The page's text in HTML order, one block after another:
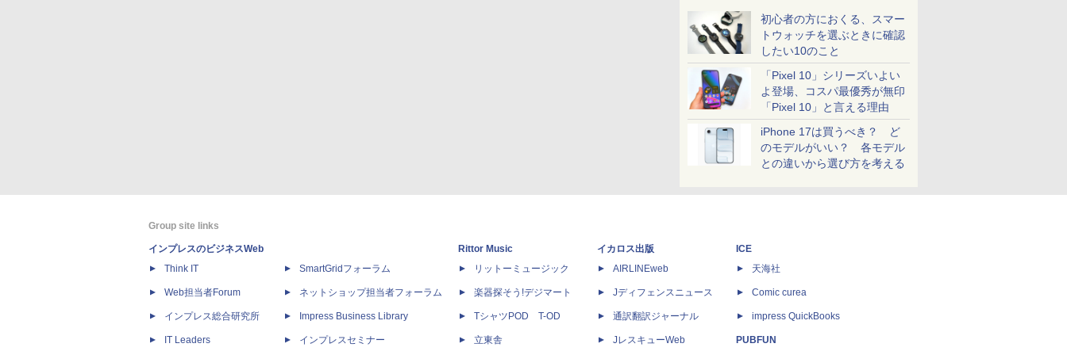
初心者の方におくる、スマー
トウォッチを選ぶときに確認
したい10のこと
「Pixel 10」シリーズいよい
よ登場、コスパ最優秀が無印
「Pixel 10」と言える理由
iPhone 17は買うべき？ ど
のモデルがいい？ 各モデル
との違いから選び方を考える
Group site links
インプレスのビジネスWeb
Think IT
Web担当者Forum
インプレス総合研究所
IT Leaders
SmartGridフォーラム
ネットショップ担当者フォーラム
Impress Business Library
インプレスセミナー
Rittor Music
リットーミュージック
楽器探そう!デジマート
TシャツPOD T-OD
立東舎
イカロス出版
AIRLINEweb
Jディフェンスニュース
通訳翻訳ジャーナル
JレスキューWeb
ICE
天海社
Comic curea
impress QuickBooks
PUBFUN